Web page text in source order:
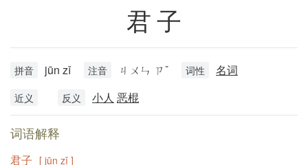
君子
拼音 jūn zǐ 注音 ㄐㄨㄣ ㄗˇ 词性 名词
近义 反义 小人 恶棍
词语解释
君子 [ jūn zǐ ]